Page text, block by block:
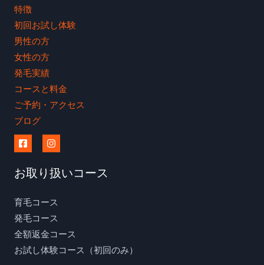
特徴
初回お試し体験
男性の方
女性の方
発毛実績
コースと料金
ご予約・アクセス
ブログ
お取り扱いコース
育毛コース
発毛コース
全額返金コース
お試し体験コース（初回のみ）